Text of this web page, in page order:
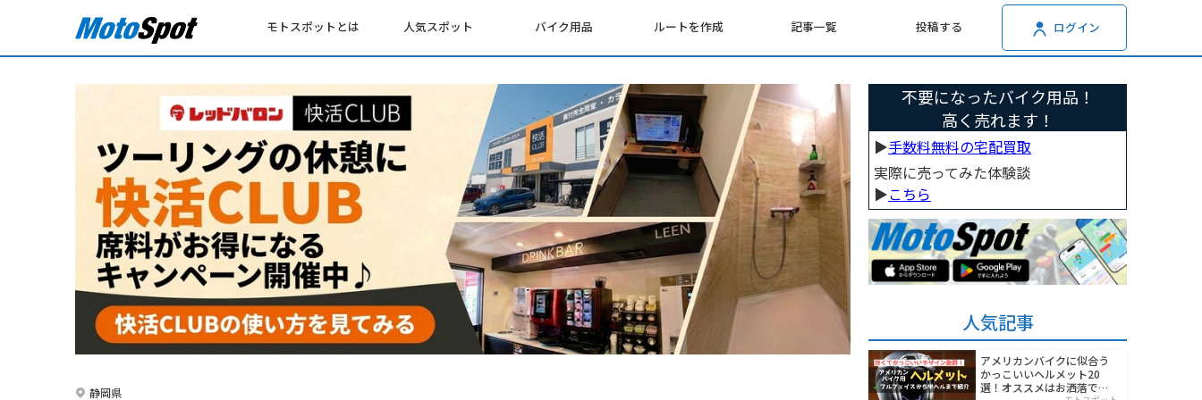
モトスポットとは 人気スポット バイク用品 ルートを作成 記事一覧 投稿する ログイン
静岡県
不要になったバイク用品！
高く売れます！
▶︎手数料無料の宅配買取
実際に売ってみた体験談
▶︎こちら
人気記事
アメリカンバイクに似合う
かっこいいヘルメット20
選！オススメはお洒落でワ